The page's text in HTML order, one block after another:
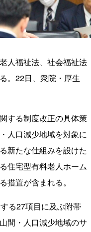
人福祉法、社会福祉法
。22日、衆院・厚生
する制度改正の具体策
人口減少地域を対象に
新たな仕組みを設けた
住宅型有料老人ホーム
措置が含まれる。
る27項目に及ぶ附帯
間・人口減少地域のサ